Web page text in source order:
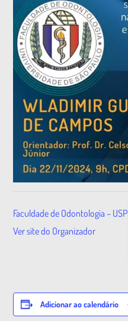
Faculdade de Odontologia – USP
Ver site do Organizador
Adicionar ao calendário